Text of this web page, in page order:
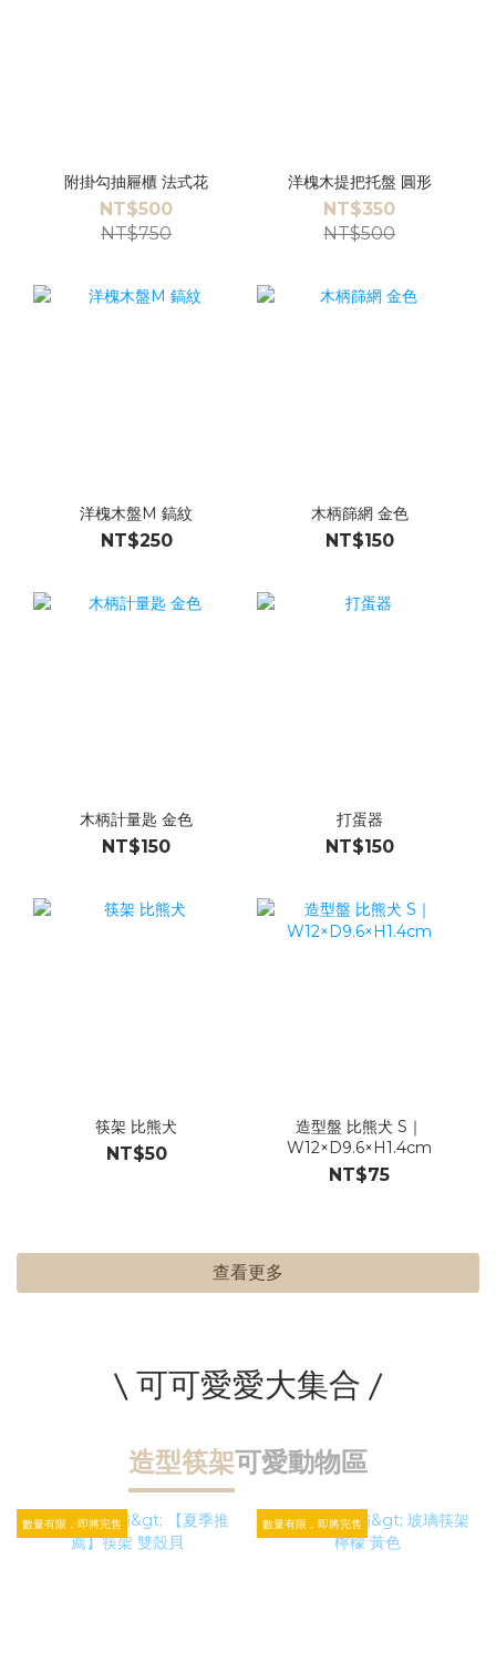
附掛勾抽屜櫃 法式花
NT$500
NT$750
洋槐木提把托盤 圓形
NT$350
NT$500
洋槐木盤M 鎬紋
NT$250
木柄篩網 金色
NT$150
木柄計量匙 金色
NT$150
打蛋器
NT$150
筷架 比熊犬
NT$50
造型盤 比熊犬 S｜
W12×D9.6×H1.4cm
NT$75
查看更多
\ 可可愛愛大集合 /
造型筷架可愛動物區
數量有限，即將完售 數量有限，即將完售